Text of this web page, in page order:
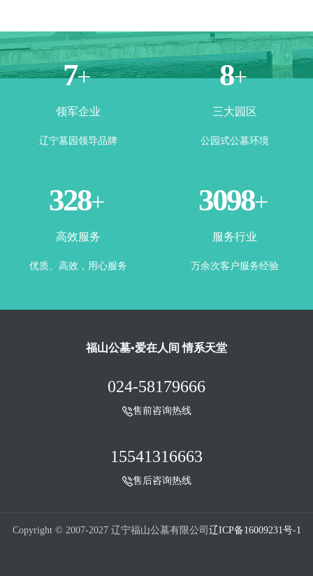
4+
领军企业
辽宁墓园领导品牌
6+
三大园区
公园式公墓环境
344+
高效服务
优质、高效，用心服务
3270+
服务行业
万余次客户服务经验
福山公墓•爱在人间 情系天堂
024-58179666
售前咨询热线
15541316663
售后咨询热线
Copyright © 2007-2027 辽宁福山公墓有限公司 辽ICP备16009231号-1